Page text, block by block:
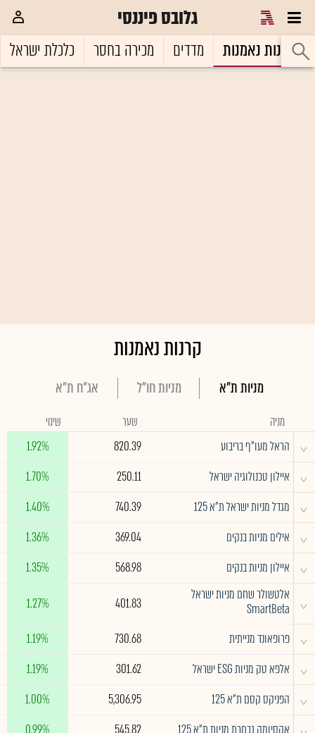
גלובס פיננסי
קרנות נאמנות מדדים מכירה בחסר כלכלת ישראל
קרנות נאמנות
מניות ת"א מניות חו"ל אג"ח ת"א
מניה שער שינוי
^ הראל מעו"ף בריבוע 820.39
1.92%
^ איילון טכנולוגיה ישראל 250.11
1.70%
^ מגדל מניות ישראל ת"א 125 740.39
1.40%
^ אילים מניות בנקים 369.04
1.36%
^ איילון מניות בנקים 568.98
1.35%
^
אלטשולר שחם מניות ישראל
SmartBeta
401.83
1.27%
^ פרופאונד מנייתית 730.68
1.19%
^ אלפא טק מניות ESG ישראל 301.62
1.19%
^ הפניקס קסם ת"א 125 5,306.95
1.00%